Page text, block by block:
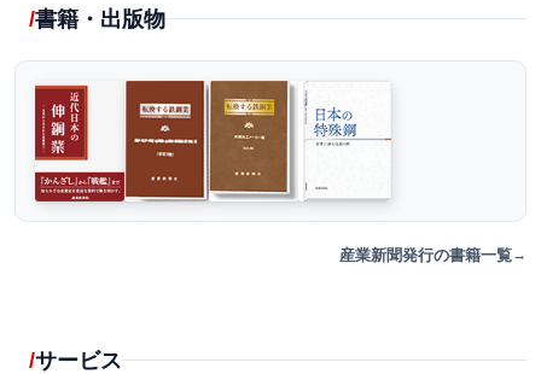
書籍・出版物
産業新聞発行の書籍一覧
サービス